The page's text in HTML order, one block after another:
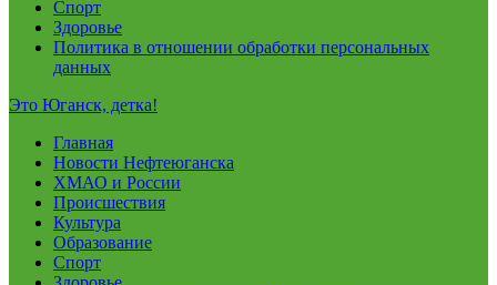
Спорт
Здоровье
Политика в отношении обработки персональных
данных
Это Юганск, детка!
Главная
Новости Нефтеюганска
ХМАО и России
Происшествия
Культура
Образование
Спорт